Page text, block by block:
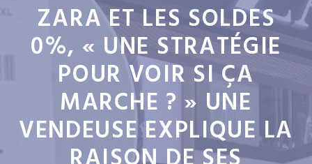
ZARA ET LES SOLDES
0%, « UNE STRATÉGIE
POUR VOIR SI ÇA
MARCHE ? » UNE
VENDEUSE EXPLIQUE LA